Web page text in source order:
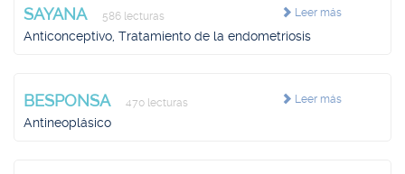
Leer más
SAYANA 586 lecturas
Anticonceptivo, Tratamiento de la endometriosis
Leer más
BESPONSA 470 lecturas
Antineoplásico